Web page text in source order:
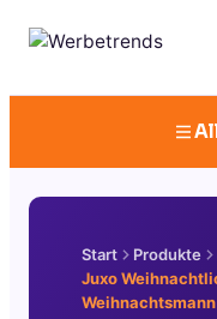
Start Produkte
Juxo